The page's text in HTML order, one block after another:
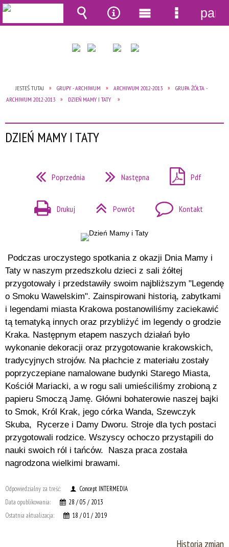
JESTEŚ TUTAJ GRUPY - ARCHIWUM ARCHIWUM 2012-2013
GRUPA ŻÓŁTA -
ARCHIWUM 2012-2013
DZIEŃ MAMY I TATY
DZIEŃ MAMY I TATY
Poprzednia Następna Pdf
Drukuj Powrót Kontakt
Podczas uroczystego spotkania z okazji Dnia Mamy i
Taty w naszym przedszkolu dzieci z sali żółtej
przygotowały i przedstawiły swoim najbliższym "Legendę
o Smoku Wawelskim". Zainspirowani historią, zabytkami
i legendami miasta Krakowa postanowiliśmy zaciekawić
tą tematyką innych oraz przybliżyć im legendy o grodzie
Kraka. Następnym etapem naszych działań było
wykonanie dekoracji oraz przygotowanie krakowskich,
tradycyjnych strojów. Na płachcie z materiału zostały
poprzyczepiane namalowane budynki Starego Miasta,
Kościół Mariacki, a w rogu sali umieściliśmy zrobioną z
papieru Smoczą Jamę. Główni bohaterowie naszej bajki
to Smok, Król Krak, jego córka Wanda, Szewczyk
Skuba,
Rycerze i Damy Dworu. Stroje dla tych postaci
przygotowali rodzice. Wszyscy ochoczo przystąpili do
nauki swoich ról i tańców.
Nasza praca została
nagrodzona wielkimi brawami.
Odpowiedzialny za treść:
Concept INTERMEDIA
Data opublikowania:
28 / 05 / 2013
Ostatnia aktualizacja:
18 / 01 / 2019
Historia zmian
Wyszukiwarka
Narzędzia
Menu
główne
Menu